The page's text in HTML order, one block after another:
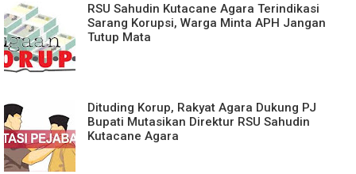
RSU Sahudin Kutacane Agara Terindikasi
Sarang Korupsi, Warga Minta APH Jangan
Tutup Mata
Dituding Korup, Rakyat Agara Dukung PJ
Bupati Mutasikan Direktur RSU Sahudin
Kutacane Agara